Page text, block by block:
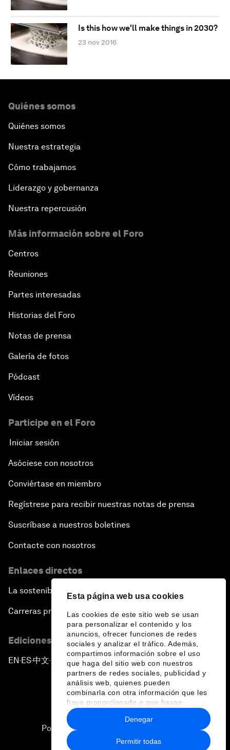
Esta página web usa cookies
Las cookies de este sitio web se usan
para personalizar el contenido y los
anuncios, ofrecer funciones de redes
sociales y analizar el tráfico. Además,
compartimos información sobre el uso
que haga del sitio web con nuestros
partners de redes sociales, publicidad y
análisis web, quienes pueden
combinarla con otra información que les
haya proporcionado o que hayan
recopilado a partir del uso que haya
hecho de sus servicios.
Permitir todas
Denegar
Is this how we'll make things in 2030?
23 nov 2016
Quiénes somos
Quiénes somos
Nuestra estrategia
Cómo trabajamos
Liderazgo y gobernanza
Nuestra repercusión
Más información sobre el Foro
Centros
Reuniones
Partes interesadas
Historias del Foro
Notas de prensa
Galería de fotos
Pódcast
Vídeos
Participe en el Foro
Iniciar sesión
Asóciese con nosotros
Conviértase en miembro
Regístrese para recibir nuestras notas de prensa
Suscríbase a nuestros boletines
Contacte con nosotros
Enlaces directos
La sostenibilidad en el Foro
Carreras profesionales
Ediciones en otros idiomas
EN ▪ES▪中文▪ 日本語
Política de privacidad y normas de uso
Sitemap